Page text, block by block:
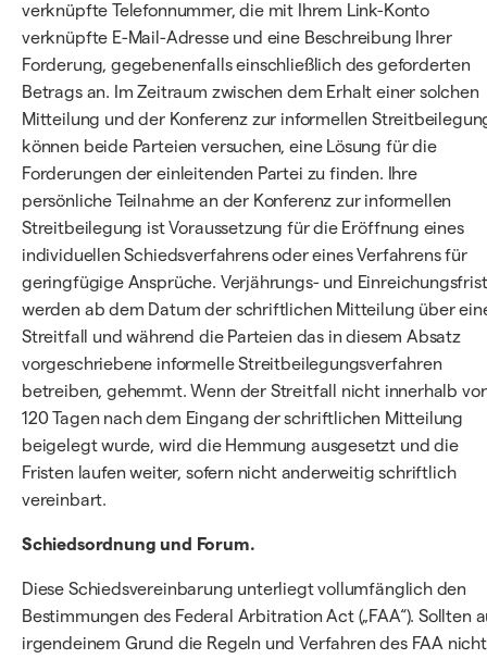
verknüpfte Telefonnummer, die mit Ihrem Link-Konto
verknüpfte E-Mail-Adresse und eine Beschreibung Ihrer
Forderung, gegebenenfalls einschließlich des geforderten
Betrags an. Im Zeitraum zwischen dem Erhalt einer solchen
Mitteilung und der Konferenz zur informellen
können beide Parteien versuchen, eine Lösung für die
Forderungen der einleitenden Partei zu finden. Ihre
persönliche Teilnahme an der Konferenz zur informellen
Streitbeilegung ist Voraussetzung für die Eröffnung eines
individuellen Schiedsverfahrens oder eines Verfahrens für
geringfügige Ansprüche. Verjährungs- und
werden ab dem Datum der schriftlichen Mitteilung über
Streitfall und während die Parteien das in diesem Absatz
vorgeschriebene informelle Streitbeilegungsverfahren
betreiben, gehemmt. Wenn der Streitfall nicht innerhalb
120 Tagen nach dem Eingang der schriftlichen Mitteilung
beigelegt wurde, wird die Hemmung ausgesetzt und die
Fristen laufen weiter, sofern nicht anderweitig schriftlich
vereinbart.
Schiedsordnung und Forum.
Diese Schiedsvereinbarung unterliegt vollumfänglich den
Bestimmungen des Federal Arbitration Act („FAA“). Sollten
irgendeinem Grund die Regeln und Verfahren des FAA nicht